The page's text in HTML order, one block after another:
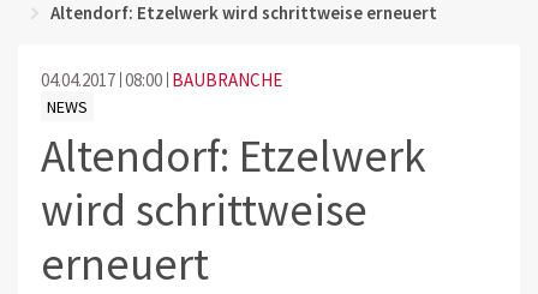
Altendorf: Etzelwerk wird schrittweise erneuert
04.04.2017 08:00 BAUBRANCHE
NEWS
Altendorf: Etzelwerk
wird schrittweise
erneuert